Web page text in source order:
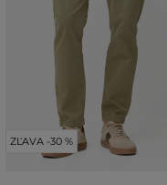
ZĽAVA -30 %